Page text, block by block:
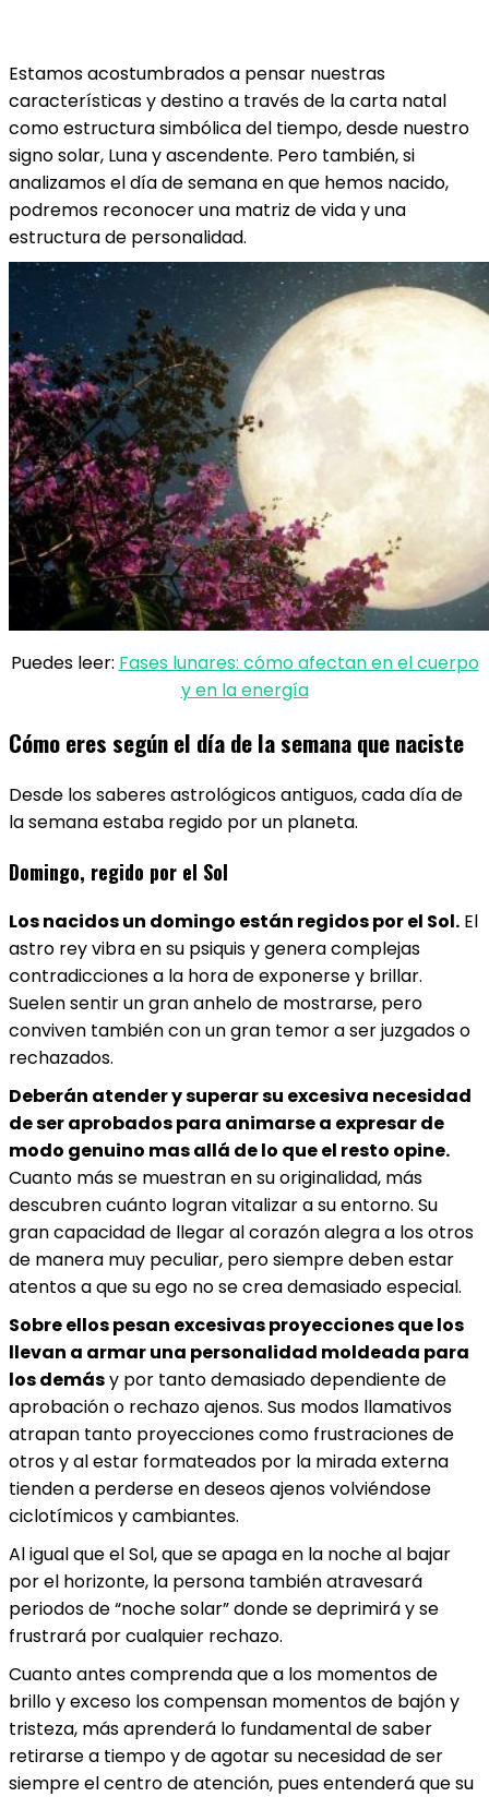
Estamos acostumbrados a pensar nuestras
características y destino a través de la carta natal
como estructura simbólica del tiempo, desde nuestro
signo solar, Luna y ascendente. Pero también, si
analizamos el día de semana en que hemos nacido,
podremos reconocer una matriz de vida y una
estructura de personalidad.
Puedes leer: Fases lunares: cómo afectan en el cuerpo
y en la energía
Cómo eres según el día de la semana que naciste
Desde los saberes astrológicos antiguos, cada día de
la semana estaba regido por un planeta.
Domingo, regido por el Sol
Los nacidos un domingo están regidos por el Sol​. El
astro rey vibra en su psiquis y genera complejas
contradicciones a la hora de exponerse y brillar.
Suelen sentir un gran anhelo de mostrarse, pero
conviven también con un gran temor a ser juzgados o
rechazados.
Deberán atender y superar su excesiva necesidad
de ser aprobados para animarse a expresar de
modo genuino mas allá de lo que el resto opine.
Cuanto más se muestran en su originalidad, más
descubren cuánto logran vitalizar a su entorno. Su
gran capacidad de llegar al corazón alegra a los otros
de manera muy peculiar, pero siempre deben estar
atentos a que su ego no se crea demasiado especial.
Sobre ellos pesan excesivas proyecciones que los
llevan a armar una personalidad moldeada para
los demásy por tanto demasiado dependiente de
aprobación o rechazo ajenos. Sus modos llamativos
atrapan tanto proyecciones como frustraciones de
otros y al estar formateados por la mirada externa
tienden a perderse en deseos ajenos volviéndose
ciclotímicos y cambiantes.
Al igual que el Sol, que se apaga en la noche al bajar
por el horizonte, la persona también atravesará
periodos de “noche solar” donde se deprimirá y se
frustrará por cualquier rechazo.
Cuanto antes comprenda que a los momentos de
brillo y exceso los compensan momentos de bajón y
tristeza, más aprenderá lo fundamental de saber
retirarse a tiempo y de agotar su necesidad de ser
siempre el centro de atención, pues entenderá que su